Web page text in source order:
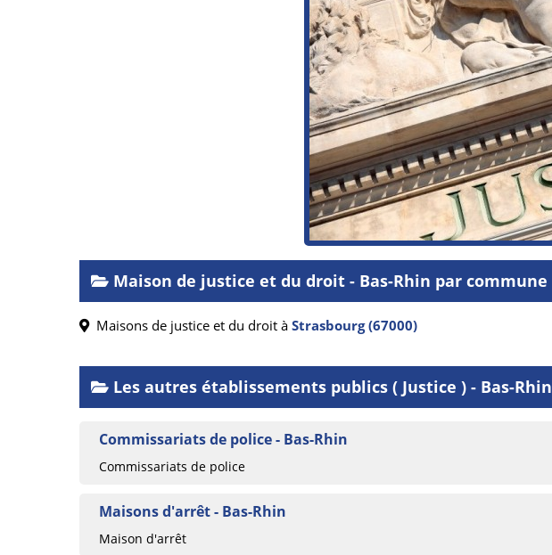
Maison de justice et du droit - Bas-Rhin par commune
Maisons de justice et du droit à Strasbourg (67000)
Les autres établissements publics ( Justice ) - Bas-Rhin
Commissariats de police - Bas-Rhin
Commissariats de police
Maisons d'arrêt - Bas-Rhin
Maison d'arrêt